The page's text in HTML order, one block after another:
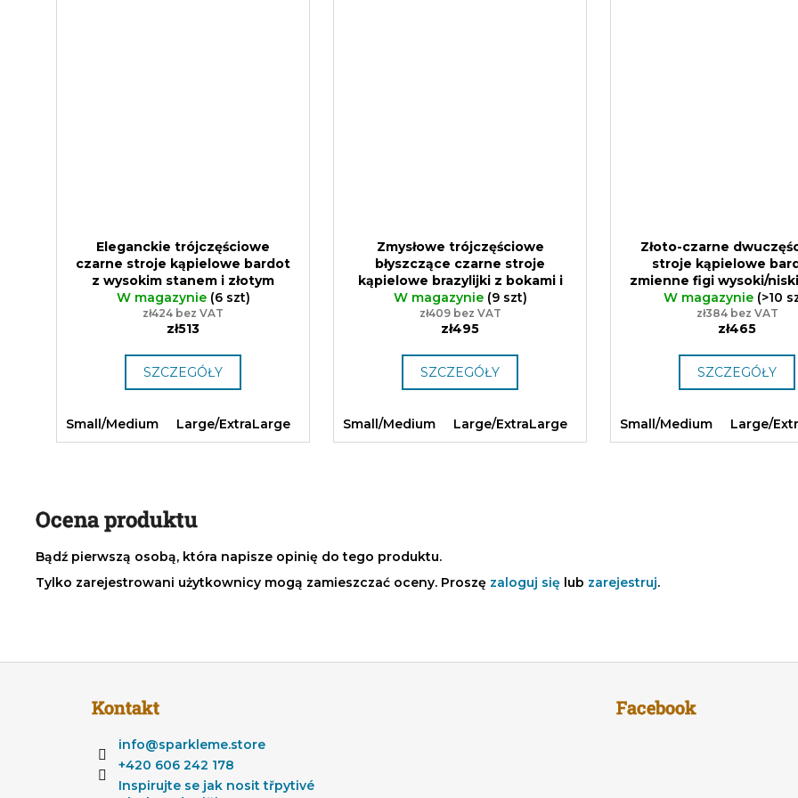
Eleganckie trójczęściowe
czarne stroje kąpielowe bardot
z wysokim stanem i złotym
lamówką Sparkle*Me Wysokiej
jakości błyszcząca tkanina
kostiumowa z Włoch
W magazynie (6 szt)
zł424 bez VAT
zł513
SZCZEGÓŁY
Small/Medium Large/ExtraLarge
Zmysłowe trójczęściowe
błyszczące czarne stroje
kąpielowe brazylijki z bokami i
złotymi kokardkami Sparkle*Me
Wysokiej jakości błyszcząca
tkanina kostiumowa z Włoch
W magazynie (9 szt)
zł409 bez VAT
zł495
SZCZEGÓŁY
Small/Medium Large/ExtraLarge
Złoto-czarne
stroje kąpielowe
zmienne figi wysoki/
dwustronną gumą
S–XL, Luksusowa,
tkanina kąpielowa z
W magazynie (>10
zł384 bez VAT
zł465
SZCZEGÓŁY
Small/Medium Large/
Ocena produktu
Bądź pierwszą osobą, która napisze opinię do tego produktu.
Tylko zarejestrowani użytkownicy mogą zamieszczać oceny. Proszę zaloguj się lub zarejestruj.
Kontakt
info@sparkleme.store
+420 606 242 178
Inspirujte se jak nosit třpytivé
Facebook